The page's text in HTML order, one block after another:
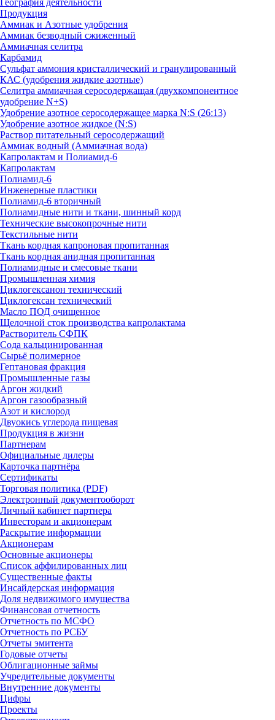
Продукция
Аммиак и Азотные удобрения
Аммиак безводный сжиженный
Аммиачная селитра
Карбамид
Сульфат аммония кристаллический и гранулированный
КАС (удобрения жидкие азотные)
Селитра аммиачная серосодержащая (двухкомпонентное
удобрение N+S)
Удобрение азотное серосодержащее марка N:S (26:13)
Удобрение азотное жидкое (N:S)
Раствор питательный серосодержащий
Аммиак водный (Аммиачная вода)
Капролактам и Полиамид-6
Капролактам
Полиамид-6
Инженерные пластики
Полиамид-6 вторичный
Полиамидные нити и ткани, шинный корд
Технические высокопрочные нити
Текстильные нити
Ткань кордная капроновая пропитанная
Ткань кордная анидная пропитанная
Полиамидные и смесовые ткани
Промышленная химия
Циклогексанон технический
Циклогексан технический
Масло ПОД очищенное
Щелочной сток производства капролактама
Растворитель СФПК
Сода кальцинированная
Сырьё полимерное
Гептановая фракция
Промышленные газы
Аргон жидкий
Аргон газообразный
Азот и кислород
Двуокись углерода пищевая
Продукция в жизни
Партнерам
Официальные дилеры
Карточка партнёра
Сертификаты
Торговая политика (PDF)
Электронный документооборот
Личный кабинет партнера
Инвесторам и акционерам
Раскрытие информации
Акционерам
Основные акционеры
Список аффилированных лиц
Существенные факты
Инсайдерская информация
Доля недвижимого имущества
Финансовая отчетность
Отчетность по МСФО
Отчетность по РСБУ
Отчеты эмитента
Годовые отчеты
Облигационные займы
Учредительные документы
Внутренние документы
Цифры
Проекты